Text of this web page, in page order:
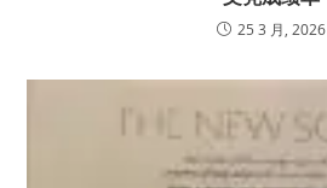
25 3 月, 2026